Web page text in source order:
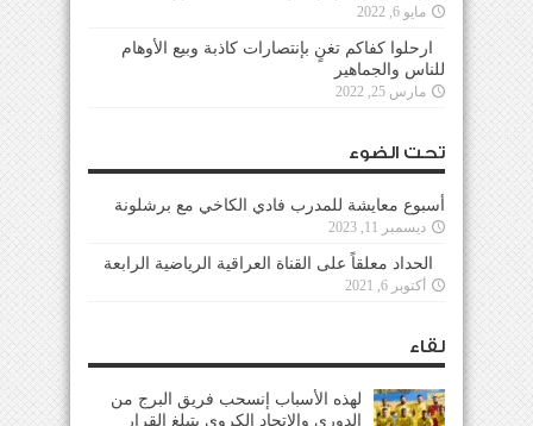
مايو 6, 2022
ارحلوا كفاكم تغنٍ بإنتصارات كاذبة وبيع الأوهام
للناس والجماهير
مارس 25, 2022
تحت الضوء
أسبوع معايشة للمدرب فادي الكاخي مع برشلونة
ديسمبر 11, 2023
الحداد معلقاً على القناة العراقية الرياضية الرابعة
أكتوبر 6, 2021
لقاء
لهذه الأسباب إنسحب فريق البرج من
الدوري والإتحاد الكروي يتبلغ القرار